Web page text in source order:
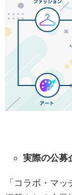
実際の公募
「コラボ・マ